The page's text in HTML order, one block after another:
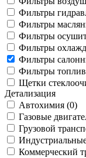
Фильтры
Фильтры
Фильтры
Фильтры
Фильтры
Фильтры
Щетки
Детализация
Автохимия (0)
Газовые
Грузовой
Коммерческий